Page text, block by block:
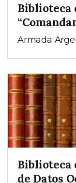
Biblioteca
Armada
Biblioteca
de Datos